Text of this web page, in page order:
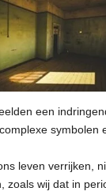
een
leven verrijken,
zoals wij dat in